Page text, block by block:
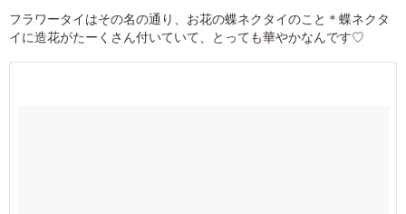
フラワータイはその名の通り、お花の蝶ネクタイのこと＊蝶ネクタ
イに造花がたーくさん付いていて、とっても華やかなんです♡